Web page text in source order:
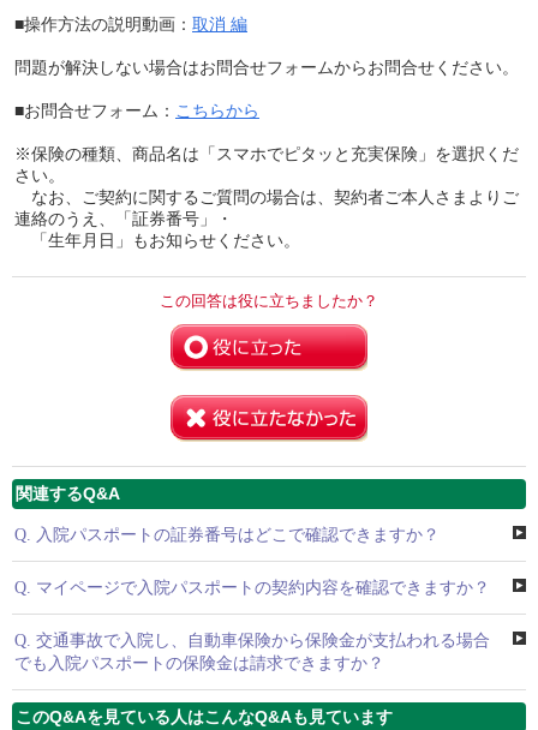
■操作方法の説明動画： 取消 編
問題が解決しない場合はお問合せフォームからお問合せください。
■お問合せフォーム： こちらから
※保険の種類、商品名は「スマホでピタッと充実保険」を選択くだ
さい。
なお、ご契約に関するご質問の場合は、契約者ご本人さまよりご
連絡のうえ、「証券番号」・
「生年月日」もお知らせください。
この回答は役に立ちましたか？
関連するQ&A
Q. 入院パスポートの証券番号はどこで確認できますか？
Q. マイページで入院パスポートの契約内容を確認できますか？
Q. 交通事故で入院し、自動車保険から保険金が支払われる場合
でも入院パスポートの保険金は請求できますか？
このQ&Aを見ている人はこんなQ&Aも見ています